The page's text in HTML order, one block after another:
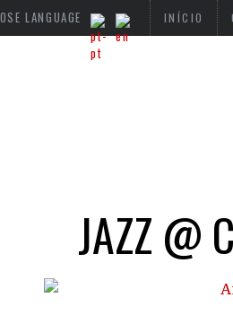
LANGUAGE INÍCIO
JAZZ @